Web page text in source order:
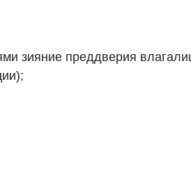
зияние преддверия